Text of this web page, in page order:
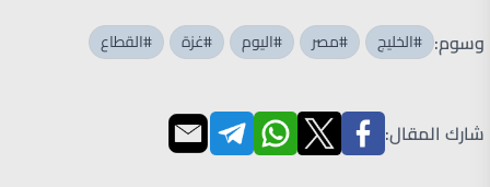
وسوم: #الخليج #مصر #اليوم #غزة #القطاع
شارك المقال: